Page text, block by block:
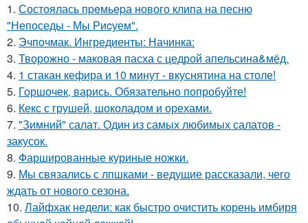
1. Состоялась пpeмьepа нового клипа на песню
"Непоседы - Мы Риcуем".
2. Эчпочмак. Ингредиенты: Начинка:
3. Творожно - маковая пасха с цедрой апельсина&мёд.
4. 1 стакан кефира и 10 минут - вкуснятина на столе!
5. Горшочек, варись. Обязательно попробуйте!
6. Кекс с грушей, шоколадом и орехами.
7. "Зимний" салат. Один из самых любимых салатов -
закусок.
8. Фаршированные куриные ножки.
9. Мы связались с лпшками - ведущие рассказали, чего
ждать от нового сезона.
10. Лайфхак недели: как быстро очистить корень имбиря